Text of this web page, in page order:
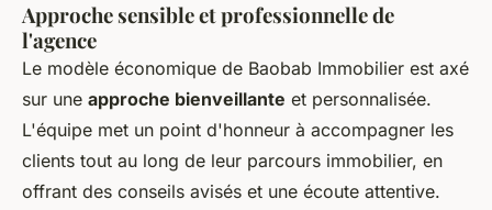
Approche sensible et professionnelle de
l'agence
Le modèle économique de Baobab Immobilier est axé
sur une approche bienveillante et personnalisée.
L'équipe met un point d'honneur à accompagner les
clients tout au long de leur parcours immobilier, en
offrant des conseils avisés et une écoute attentive.